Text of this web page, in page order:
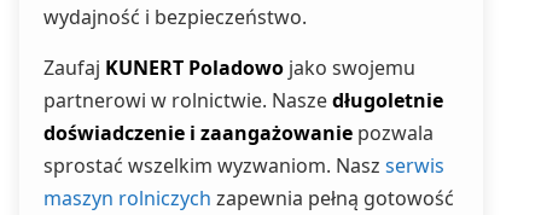
wydajność i bezpieczeństwo.
Zaufaj KUNERT Poladowo jako swojemu
partnerowi w rolnictwie. Naszedługoletnie
doświadczenie i zaangażowanie pozwala
sprostać wszelkim wyzwaniom. Nasz serwis
maszyn rolniczych zapewnia pełną gotowość